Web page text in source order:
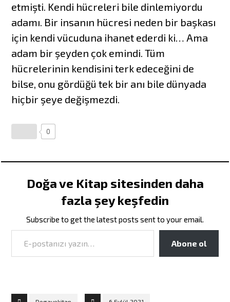
etmişti. Kendi hücreleri bile dinlemiyordu
adamı. Bir insanın hücresi neden bir başkası
için kendi vücuduna ihanet ederdi ki… Ama
adam bir şeyden çok emindi. Tüm
hücrelerinin kendisini terk edeceğini de
bilse, onu gördüğü tek bir anı bile dünyada
hiçbir şeye değişmezdi.
0
Doğa ve Kitap sitesinden daha
fazla şey keşfedin
Subscribe to get the latest posts sent to your email.
Abone ol